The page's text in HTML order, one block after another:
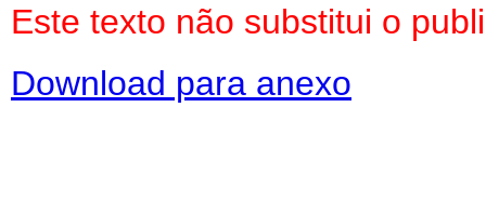
Este texto não substitui o
Download para anexo